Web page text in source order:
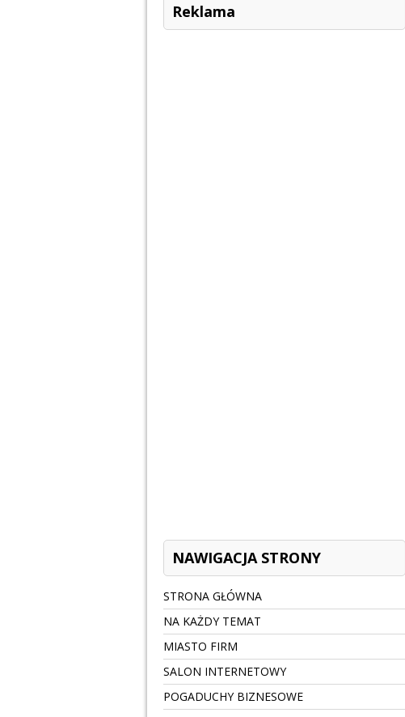
Reklama
NAWIGACJA STRONY
STRONA GŁÓWNA
NA KAŻDY TEMAT
MIASTO FIRM
SALON INTERNETOWY
POGADUCHY BIZNESOWE